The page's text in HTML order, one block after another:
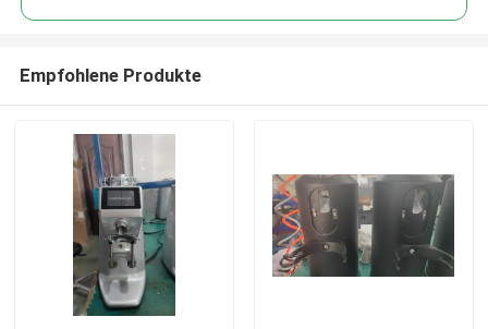
Empfohlene Produkte